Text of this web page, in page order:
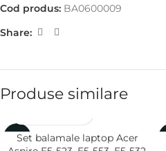
Cod produs: BA0600009
Share:
Produse similare
-38%
Set balamale laptop Acer